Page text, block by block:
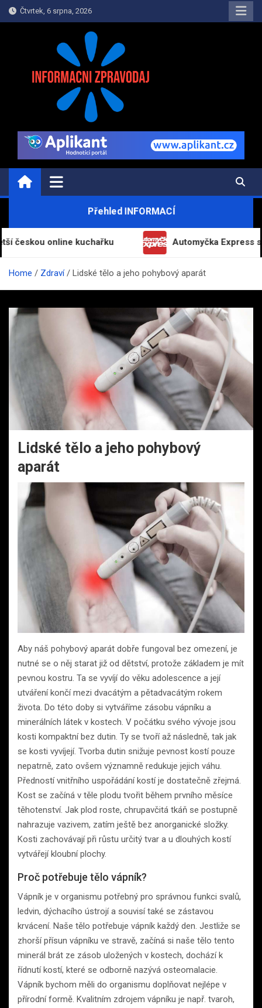
Skip
to
Čtvrtek, 6 srpna, 2026
INFORMAČNÍ-ZPRAVODAJ.CZ
Informace a zpravodajství on-line
Přehled INFORMACÍ
online kuchařku Automyčka Express slaví 20
Home Zdraví Lidské tělo a jeho pohybový aparát
Lidské tělo a jeho pohybový
aparát
Aby náš pohybový aparát dobře fungoval bez omezení, je
nutné se o něj starat již od dětství, protože základem je mít
pevnou kostru. Ta se vyvíjí do věku adolescence a její
utváření končí mezi dvacátým a pětadvacátým rokem
života. Do této doby si vytváříme zásobu vápníku a
minerálních látek v kostech. V počátku svého vývoje jsou
kosti kompaktní bez dutin. Ty se tvoří až následně, tak jak
se kosti vyvíjejí. Tvorba dutin snižuje pevnost kostí pouze
nepatrně, zato ovšem významně redukuje jejich váhu.
Předností vnitřního uspořádání kostí je dostatečně zřejmá.
Kost se začíná v těle plodu tvořit během prvního měsíce
těhotenství. Jak plod roste, chrupavčitá tkáň se postupně
nahrazuje vazivem, zatím ještě bez anorganické složky.
Kosti zachovávají při růstu určitý tvar a u dlouhých kostí
vytvářejí kloubní plochy.
Proč potřebuje tělo vápník?
Vápník je v organismu potřebný pro správnou funkci svalů,
ledvin, dýchacího ústrojí a souvisí také se zástavou
krvácení. Naše tělo potřebuje vápník každý den. Jestliže se
zhorší přísun vápníku ve stravě, začíná si naše tělo tento
minerál brát ze zásob uložených v kostech, dochází k
řídnutí kostí, které se odborně nazývá osteomalacie.
Vápník bychom měli do organismu doplňovat nejlépe v
přírodní formě. Kvalitním zdrojem vápníku je např. tvaroh,